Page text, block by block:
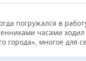
погружался в
часами ходил
города», многое для